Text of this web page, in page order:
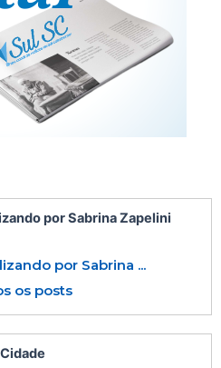
por Sabrina Zapelini
por Sabrina ...
os posts